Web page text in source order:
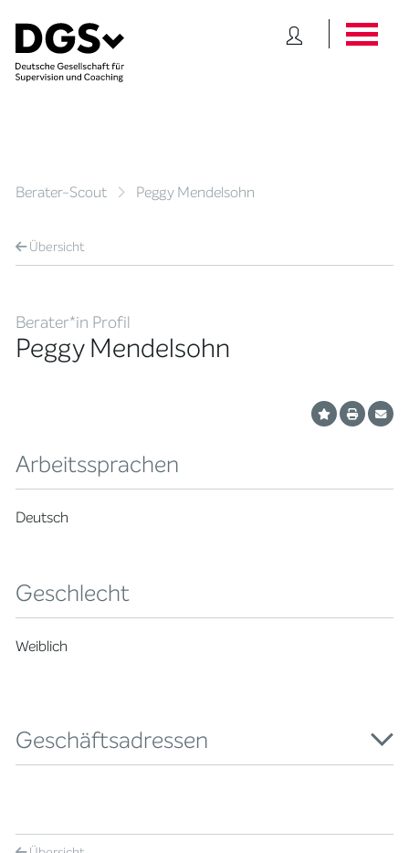
Berater-Scout Peggy Mendelsohn
Übersicht
Berater*in Profil
Peggy Mendelsohn
Arbeitssprachen
Deutsch
Geschlecht
Weiblich
Geschäftsadressen